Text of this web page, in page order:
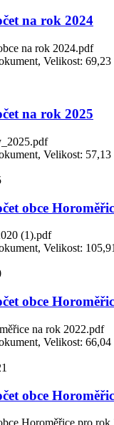
na rok 2024
na rok 2024.pdf
Velikost: 69,23
na rok 2025
Velikost: 57,13
obce
(1).pdf
Velikost:
obce
na rok 2022.pdf
Velikost: 66,04
obce